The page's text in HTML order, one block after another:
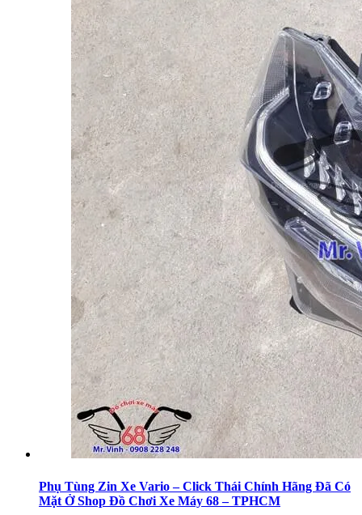
Phụ Tùng Zin Xe Vario – Click Thái Chính Hãng Đã Có
Mặt Ở Shop Đồ Chơi Xe Máy 68 – TPHCM